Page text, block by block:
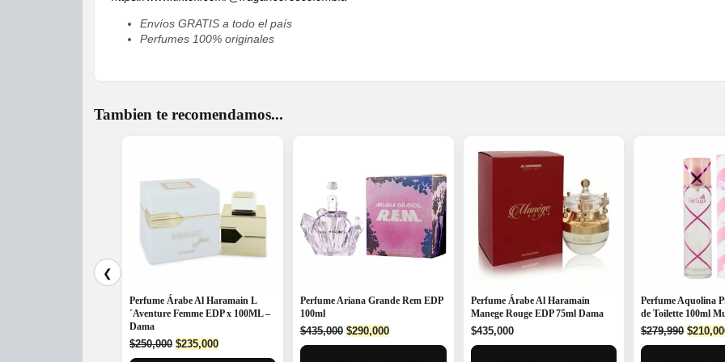
Envíos GRATIS a todo el país
Perfumes 100% originales
Tambien te recomendamos...
❮
Perfume Árabe Al Haramain L
´Aventure Femme EDP x 100ML –
Dama
$250,000 Original
price
$235,000Current
price
Perfume Ariana Grande Rem EDP
100ml
$435,000 Original
price
$290,000Current
price
Perfume Árabe Al Haramain
Manege Rouge EDP 75ml Dama
$435,000
Perfume Aquolina
de Toilette 100ml
$279,990
price
$